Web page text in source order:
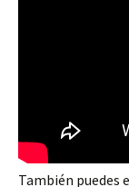
También puedes